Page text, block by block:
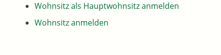
Wohnsitz als Hauptwohnsitz anmelden
Wohnsitz anmelden